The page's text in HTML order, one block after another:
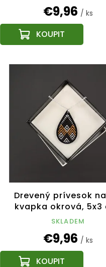
€9,96 / ks
Drevený prívesok
kvapka okrová, 5x3
český výrobok
SKLADEM
€9,96 / ks